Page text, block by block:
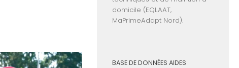
domicile (EQLAAT,
MaPrimeAdapt Nord).
BASE DE DONNÉES AIDES